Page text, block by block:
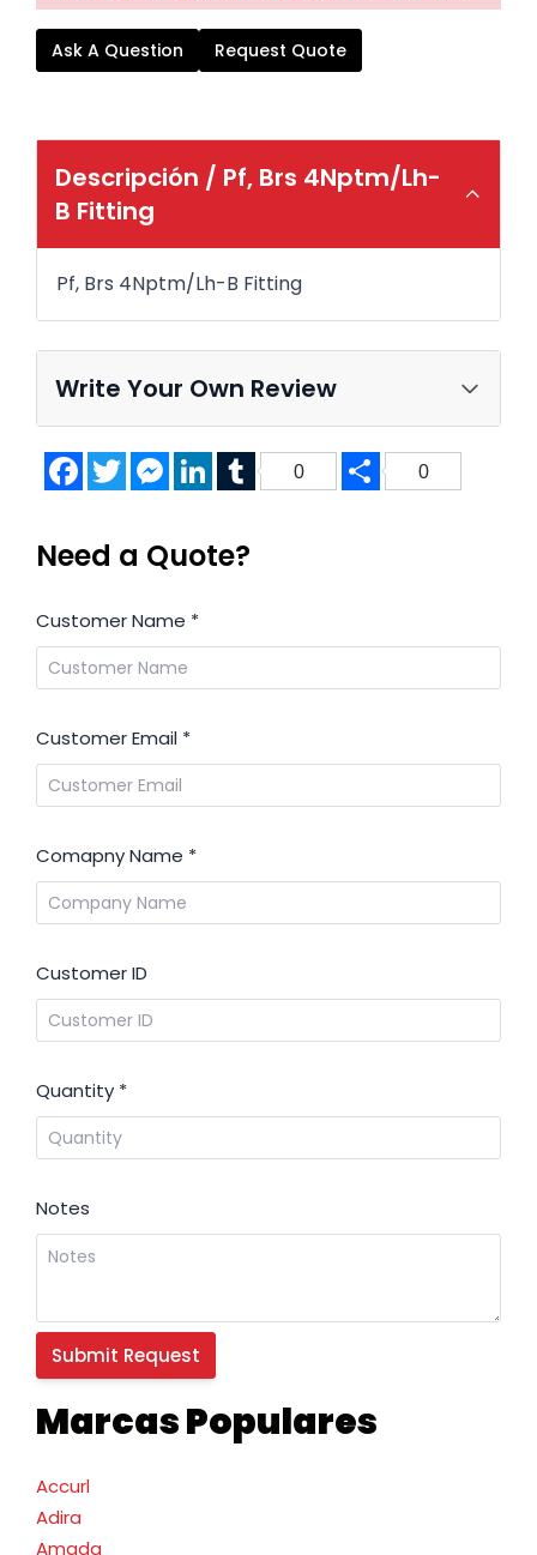
Marcas Populares
Accurl
Adira
Amada
Ask A Question Request Quote
Descripción / Pf, Brs 4Nptm/Lh-
B Fitting
Pf, Brs 4Nptm/Lh-B Fitting
Write Your Own Review
FacebookTwitterMessenger
LinkedInTumblr
0 Share
0
Need a Quote?
Customer Name *
Customer Email *
Comapny Name *
Customer ID
Quantity *
Notes